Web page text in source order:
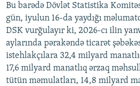
720p 1080p
Bu barədə Dövlət Statistika
gün, iyulun 16-da yaydığı
DSK vurğulayır ki, 2026-cı ilin
aylarında pərakəndə ticarət
istehlakçılara 32,4 milyard
17,6 milyard manatlıq ərzaq
tütün məmulatları, 14,8 milyard